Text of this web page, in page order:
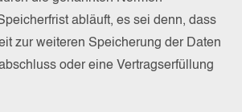
abläuft, es sei denn, dass
zur weiteren Speicherung der Daten
oder eine Vertragserfüllung